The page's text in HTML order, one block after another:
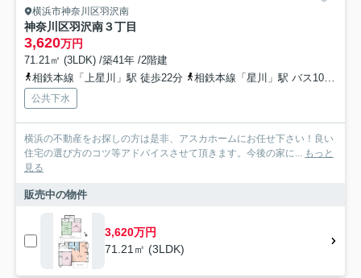
横浜市神奈川区羽沢南
神奈川区羽沢南３丁目
3,620万円
71.21㎡ (3LDK) /築41年 /2階建
相鉄本線「上星川」駅 徒歩22分
相鉄本線「星川」駅 バス10分 神奈川中央交通「羽沢南」 停歩3分
公共下水
横浜の不動産をお探しの方は是非、アスカホームにお任せ下さい！良い
住宅の選び方のコツ等アドバイスさせて頂きます。今後の家に... もっと
見る
販売中の物件
3,620万円
71.21㎡ (3LDK)